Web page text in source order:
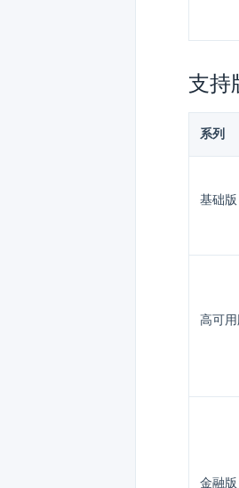
支持
系列
基础版
高可用
金融版